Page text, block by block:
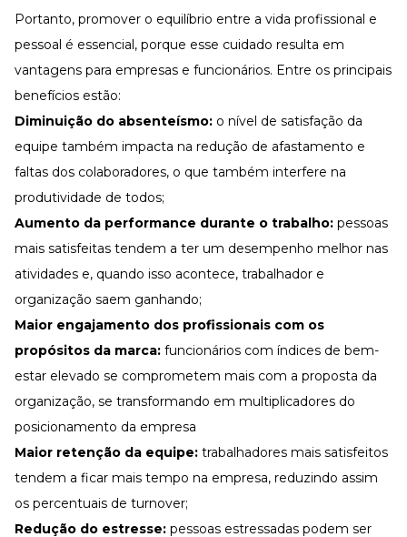
Portanto, promover o equilíbrio entre a vida profissional e
pessoal é essencial, porque esse cuidado resulta em
vantagens para empresas e funcionários. Entre os principais
benefícios estão:
Diminuição do absenteísmo: o nível de satisfação da
equipe também impacta na redução de afastamento e
faltas dos colaboradores, o que também interfere na
produtividade de todos;
Aumento da performance durante o trabalho: pessoas
mais satisfeitas tendem a ter um desempenho melhor nas
atividades e, quando isso acontece, trabalhador e
organização saem ganhando;
Maior engajamento dos profissionais com os
propósitos da marca: funcionários com índices de bem-
estar elevado se comprometem mais com a proposta da
organização, se transformando em multiplicadores do
posicionamento da empresa
Maior retenção da equipe: trabalhadores mais satisfeitos
tendem a ficar mais tempo na empresa, reduzindo assim
os percentuais de turnover;
Redução do estresse: pessoas estressadas podem ser